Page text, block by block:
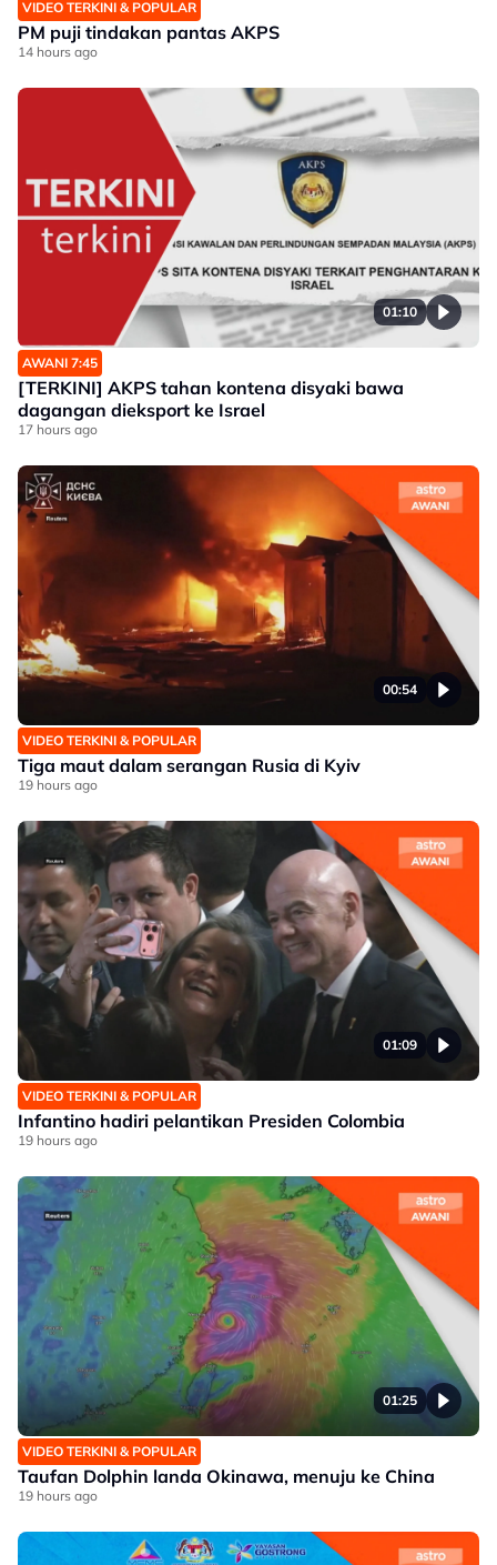
VIDEO TERKINI & POPULAR
PM puji tindakan pantas AKPS
14 hours ago
01:10
AWANI 7:45
[TERKINI] AKPS tahan kontena disyaki bawa
dagangan dieksport ke Israel
17 hours ago
00:54
VIDEO TERKINI & POPULAR
Tiga maut dalam serangan Rusia di Kyiv
19 hours ago
01:09
VIDEO TERKINI & POPULAR
Infantino hadiri pelantikan Presiden Colombia
19 hours ago
01:25
VIDEO TERKINI & POPULAR
Taufan Dolphin landa Okinawa, menuju ke China
19 hours ago